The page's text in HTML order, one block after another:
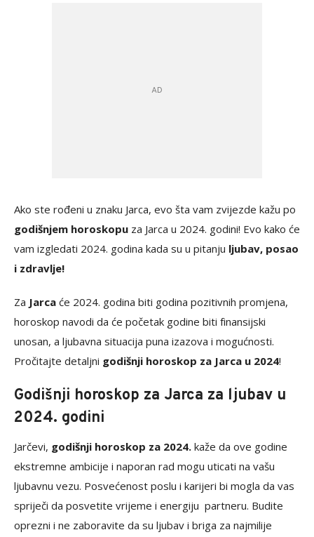
Ako ste rođeni u znaku Jarca, evo šta vam zvijezde kažu po
godišnjem horoskopu za Jarca u 2024. godini! Evo kako će
vam izgledati 2024. godina kada su u pitanju ljubav, posao
i zdravlje!
Za Jarca će 2024. godina biti godina pozitivnih promjena,
horoskop navodi da će početak godine biti finansijski
unosan, a ljubavna situacija puna izazova i mogućnosti.
Pročitajte detaljni godišnji horoskop za Jarca u 2024!
Godišnji horoskop za Jarca za ljubav u
2024. godini
Jarčevi, godišnji horoskop za 2024. kaže da ove godine
ekstremne ambicije i naporan rad mogu uticati na vašu
ljubavnu vezu. Posvećenost poslu i karijeri bi mogla da vas
spriječi da posvetite vrijeme i energiju partneru. Budite
oprezni i ne zaboravite da su ljubav i briga za najmilije